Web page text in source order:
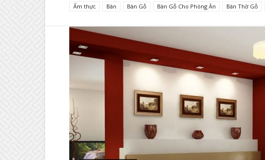
Ẩm thực Bàn Bàn Gỗ Bàn Gỗ Cho Phòng Ăn Bàn Thờ Gỗ